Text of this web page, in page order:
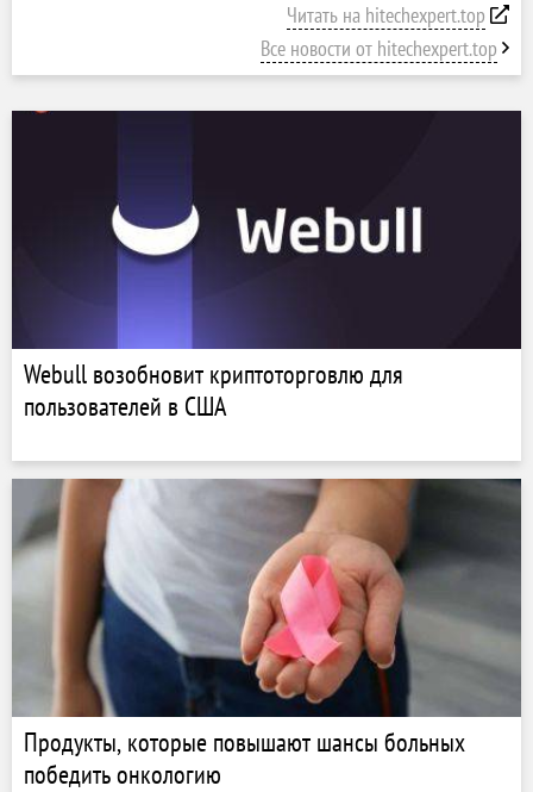
Читать на hitechexpert.top
Все новости от hitechexpert.top
Webull возобновит криптоторговлю для
пользователей в США
Продукты, которые повышают шансы больных
победить онкологию